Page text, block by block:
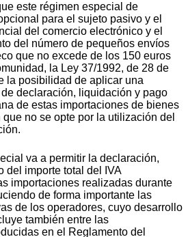
este régimen especial de
para el sujeto pasivo y el
del comercio electrónico y el
del número de pequeños envíos
que no excede de los 150 euros
la Ley 37/1992, de 28 de
la posibilidad de aplicar una
declaración, liquidación y pago
de estas importaciones de bienes
no se opte por la utilización del
va a permitir la declaración,
del importe total del IVA
importaciones realizadas durante
de forma importante las
de los operadores, cuyo desarrollo
también entre las
en el Reglamento del